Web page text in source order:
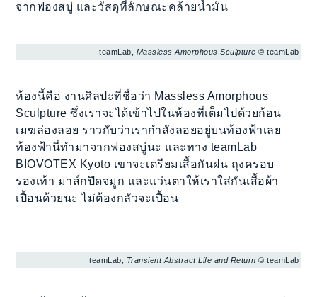
จากฟองสบู่ และวัสดุที่ลักษณะคล้ายน้ำมัน
teamLab, Massless Amorphous Sculpture © teamLab
ห้องนี้คือ งานศิลปะที่ชื่อว่า Massless Amorphous
Sculpture ซึ่งเราจะได้เข้าไปในห้องที่เต็มไปด้วยก้อน
เมฆล่องลอย ราวกับว่าเรากำลังลอยอยู่บนท้องฟ้าเลย
ท้องฟ้านี่ทำมาจากฟองสบู่นะ และทาง teamLab
BIOVOTEX Kyoto เขาจะเตรียมเสื้อกันฝน ถุงครอบ
รองเท้า มาส์กปิดจมูก และแว่นตาให้เราใส่กันเสื้อผ้า
เปื้อนด้วยนะ ไม่ต้องกลัวจะเปื้อน
teamLab, Transient Abstract Life and Return © teamLab